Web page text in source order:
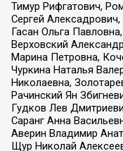
Тимур Рифгатович,
Сергей
Гасан Ольга
Верховский
Марина Петровна,
Чуркина Наталья
Николаевна,
Рачинский Ян
Гудков Лев
Саранг Анна
Аверин Владимир
Щур Николай